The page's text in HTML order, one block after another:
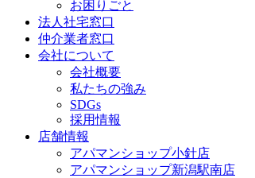
お困りごと
法人社宅窓口
仲介業者窓口
会社について
会社概要
私たちの強み
SDGs
採用情報
店舗情報
アパマンショップ小針店
アパマンショップ新潟駅南店